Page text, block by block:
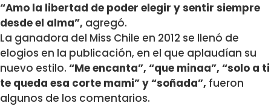
“Amo la libertad de poder elegir y sentir siempre
desde el alma”, agregó.
La ganadora del Miss Chile en 2012 se llenó de
elogios en la publicación, en el que aplaudían su
nuevo estilo. “Me encanta”, “que minaa”, “solo a ti
te queda esa corte mami” y “soñada”, fueron
algunos de los comentarios.